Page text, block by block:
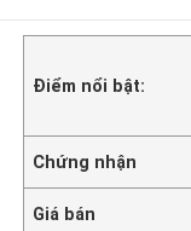
Điểm nổi bật:
Chứng nhận
Giá bán